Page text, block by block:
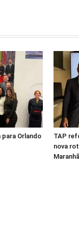
para Orlando
TAP
nova